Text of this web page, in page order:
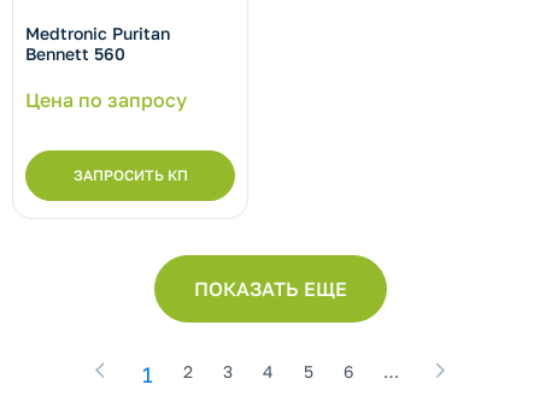
Medtronic Puritan
Bennett 560
Цена по запросу
ЗАПРОСИТЬ КП
ПОКАЗАТЬ ЕЩЕ
1 2 3 4 5 6 …